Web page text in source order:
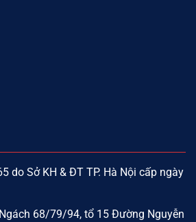
do Sở KH & ĐT TP. Hà Nội cấp ngày
68/79/94, tổ 15 Đường Nguyễn